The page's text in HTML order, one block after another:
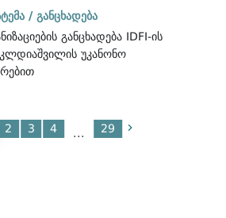
/ განცხადება
განცხადება IDFI-ის
უკანონო
2 3 4 ... 29